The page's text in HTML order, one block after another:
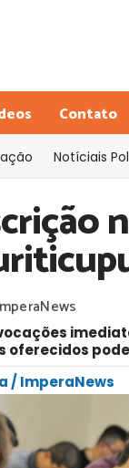
Contato
Notíciais
oferecidos
/ ImperaNews